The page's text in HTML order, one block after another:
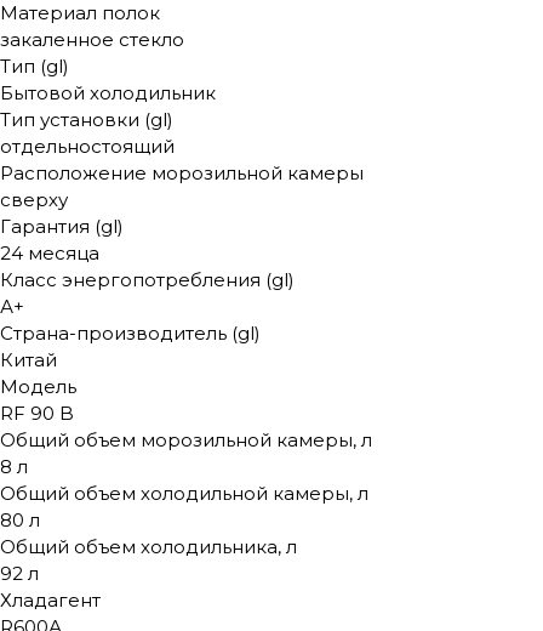
Материал полок
закаленное стекло
Тип (gl)
Бытовой холодильник
Тип установки (gl)
отдельностоящий
Расположение морозильной камеры
сверху
Гарантия (gl)
24 месяца
Класс энергопотребления (gl)
А+
Страна-производитель (gl)
Китай
Модель
RF 90 B
Общий объем морозильной камеры, л
8 л
Общий объем холодильной камеры, л
80 л
Общий объем холодильника, л
92 л
Хладагент